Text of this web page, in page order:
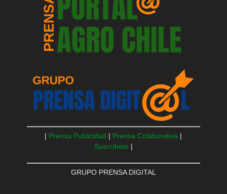
| Prensa Publicidad | Prensa Colaborativa |
Suscríbete |
GRUPO PRENSA DIGITAL